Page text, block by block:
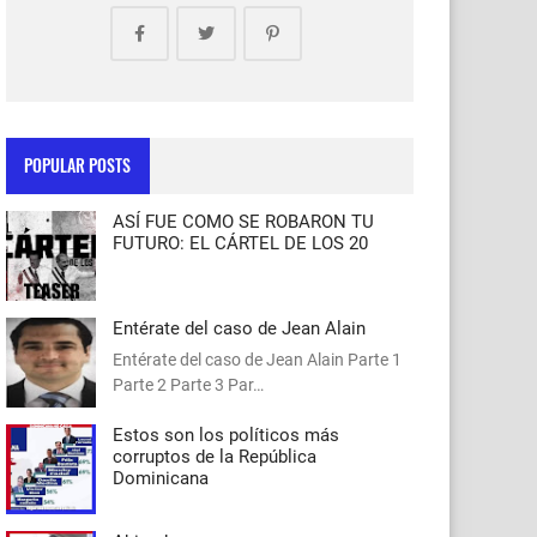
POPULAR POSTS
ASÍ FUE COMO SE ROBARON TU
FUTURO: EL CÁRTEL DE LOS 20
Entérate del caso de Jean Alain
Entérate del caso de Jean Alain Parte 1
Parte 2 Parte 3 Par…
Estos son los políticos más
corruptos de la República
Dominicana